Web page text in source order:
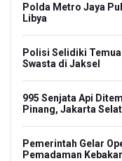
Polda Metro Jaya
Libya
Polisi Selidiki
Swasta di Jaksel
995 Senjata Api
Pinang, Jakarta
Pemerintah Gelar
Pemadaman